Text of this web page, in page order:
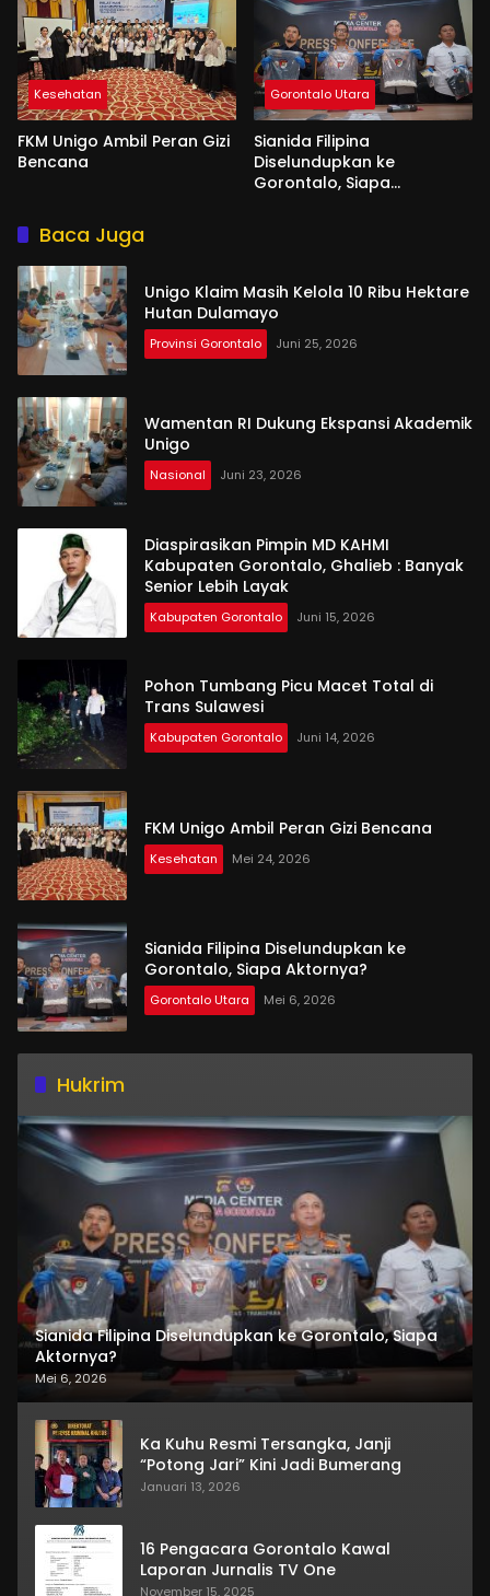
Kesehatan
FKM Unigo Ambil Peran Gizi
Bencana
Gorontalo Utara
Sianida Filipina
Diselundupkan ke
Gorontalo, Siapa
Baca Juga
Unigo Klaim Masih Kelola 10 Ribu Hektare
Hutan Dulamayo
Provinsi Gorontalo Juni 25, 2026
Wamentan RI Dukung Ekspansi Akademik
Unigo
Nasional Juni 23, 2026
Diaspirasikan Pimpin MD KAHMI
Kabupaten Gorontalo, Ghalieb : Banyak
Senior Lebih Layak
Kabupaten Gorontalo Juni 15, 2026
Pohon Tumbang Picu Macet Total di
Trans Sulawesi
Kabupaten Gorontalo Juni 14, 2026
FKM Unigo Ambil Peran Gizi Bencana
Kesehatan Mei 24, 2026
Sianida Filipina Diselundupkan ke
Gorontalo, Siapa Aktornya?
Gorontalo Utara Mei 6, 2026
Hukrim
Sianida Filipina Diselundupkan ke Gorontalo, Siapa
Aktornya?
Mei 6, 2026
Ka Kuhu Resmi Tersangka, Janji
“Potong Jari” Kini Jadi Bumerang
Januari 13, 2026
16 Pengacara Gorontalo Kawal
Laporan Jurnalis TV One
November 15, 2025